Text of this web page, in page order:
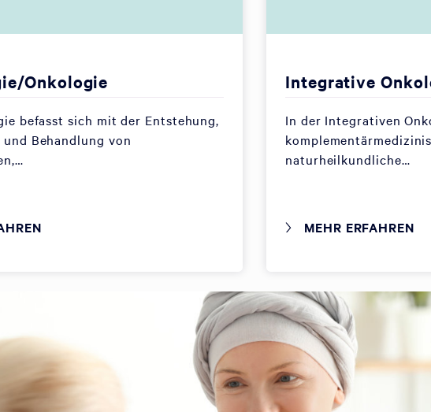
Onkologie
befasst sich mit der Entstehung,
Behandlung von
Integrative
In der Integrativen
naturheilkundliche…
MEHR ERFAHREN